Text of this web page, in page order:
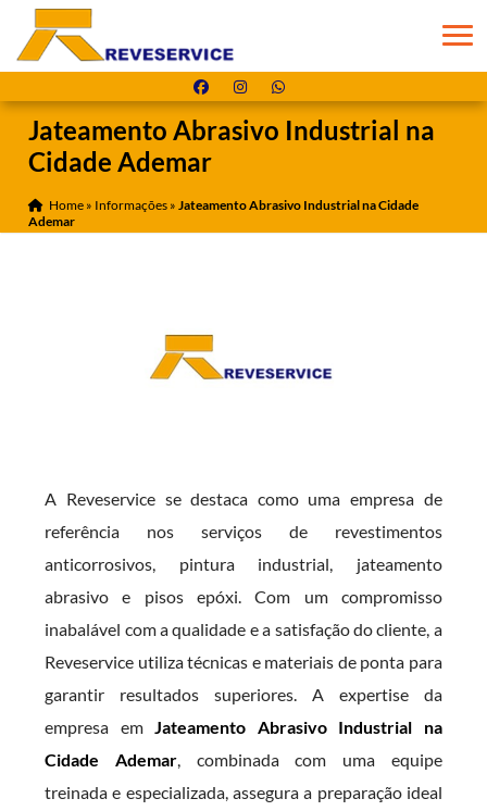
Jateamento Abrasivo Industrial na
Cidade Ademar
Home » Informações »Jateamento Abrasivo Industrial na Cidade
Ademar
A Reveservice se destaca como uma empresa de
referência nos serviços de revestimentos
anticorrosivos, pintura industrial, jateamento
abrasivo e pisos epóxi. Com um compromisso
inabalável com a qualidade e a satisfação do cliente, a
Reveservice utiliza técnicas e materiais de ponta para
garantir resultados superiores. A expertise da
empresa emJateamento Abrasivo Industrial na
Cidade Ademar, combinada com uma equipe
treinada e especializada, assegura a preparação ideal